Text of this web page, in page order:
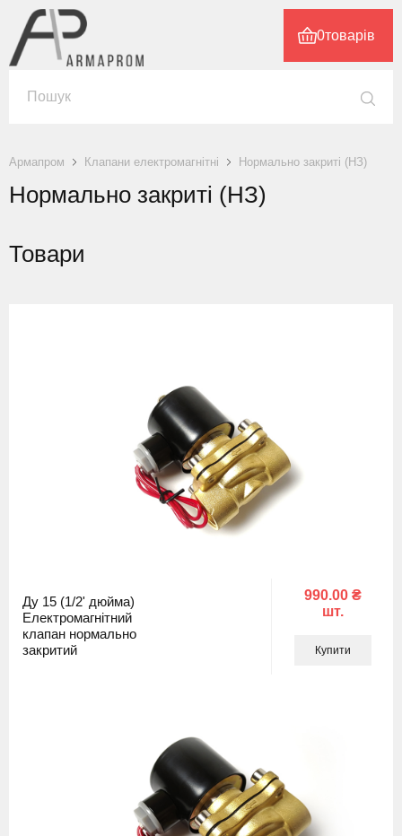
0товарів
Армапром Клапани електромагнітні Нормально закриті (НЗ)
Нормально закриті (НЗ)
Товари
Ду 15 (1/2' дюйма)
Електромагнітний
клапан нормально
закритий
990.00 ₴
шт.
Купити